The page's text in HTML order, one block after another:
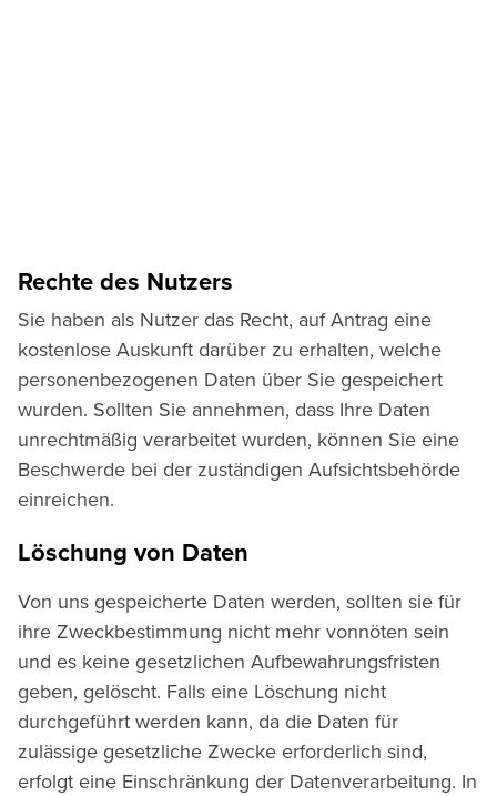
Rechte des Nutzers
Sie haben als Nutzer das Recht, auf Antrag eine
kostenlose Auskunft darüber zu erhalten, welche
personenbezogenen Daten über Sie gespeichert
wurden. Sollten Sie annehmen, dass Ihre Daten
unrechtmäßig verarbeitet wurden, können Sie eine
Beschwerde bei der zuständigen Aufsichtsbehörde
einreichen.
Löschung von Daten
Von uns gespeicherte Daten werden, sollten sie für
ihre Zweckbestimmung nicht mehr vonnöten sein
und es keine gesetzlichen Aufbewahrungsfristen
geben, gelöscht. Falls eine Löschung nicht
durchgeführt werden kann, da die Daten für
zulässige gesetzliche Zwecke erforderlich sind,
erfolgt eine Einschränkung der Datenverarbeitung. In